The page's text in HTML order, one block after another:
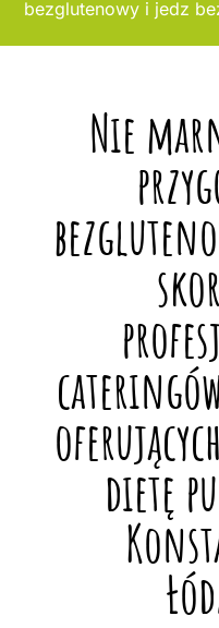
bezglutenowy i jedz
Nie
dietę